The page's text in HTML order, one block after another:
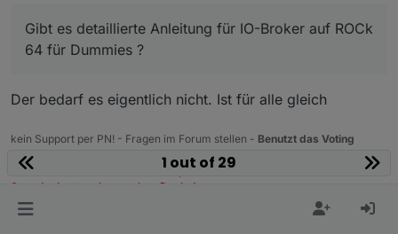
Gibt es detaillierte Anleitung für IO-Broker auf ROCk
64 für Dummies ?
Der bedarf es eigentlich nicht. Ist für alle gleich
kein Support per PN! - Fragen im Forum stellen - Benutzt das Voting
rechts unten im Beitrag wenn er euch geholfen hat.
Das Forum freut sich über eine Spende. Benutzt dazu den
Spendenbutton oben rechts. Danke!
der Installationsfixer:
curl -fsL https://iobroker.net/fix.sh | bash -
1 out of 29